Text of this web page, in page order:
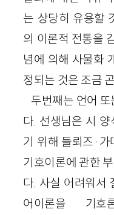
는 상당히 유용할
의 이론적 전통을
념에 의해 사물화
정되는 것은 조금
두번째는 언어
다. 선생님은 시
기 위해 들뢰즈·가
기호이론에 관한
다. 사실 어려워서
어이론을 기호